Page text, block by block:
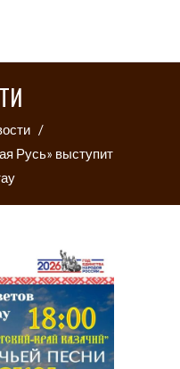
/
Русь» выступит